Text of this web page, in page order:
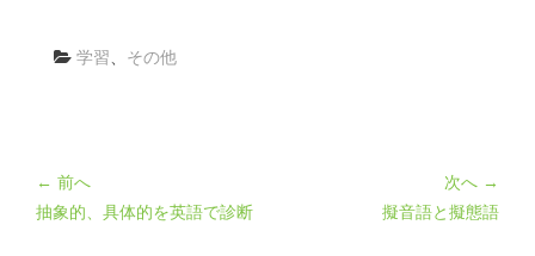
学習 その他
← 前へ
抽象的、具体的を英語で診断
次へ →
擬音語と擬態語